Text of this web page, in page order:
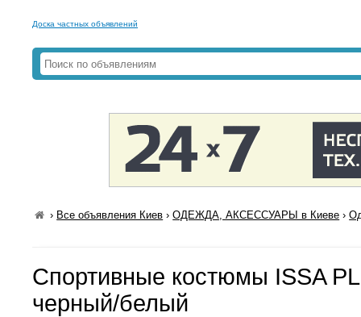
Доска частных объявлений
› Все объявления Киев ›ОДЕЖДА, АКСЕССУАРЫ в Киеве ›
Спортивные костюмы ISSA
черный/белый